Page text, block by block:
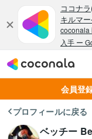
会員登
プロフィールに戻る
ベッチー